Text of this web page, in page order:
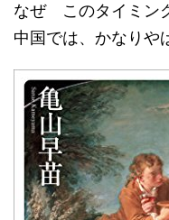
なぜ このタイミン
中国では、かなりや